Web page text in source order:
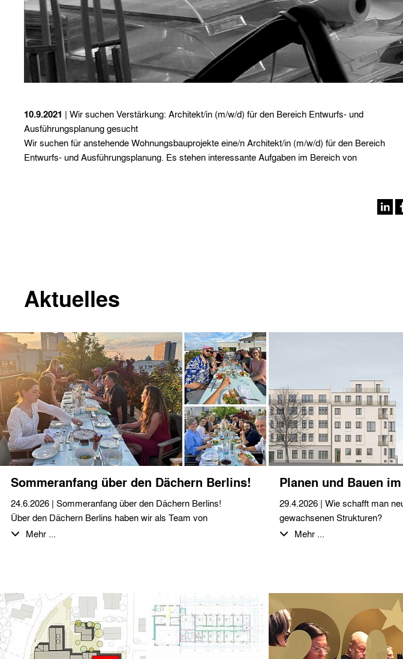
10.9.2021 | Wir suchen Verstärkung: Architekt/in (m/w/d) für den Bereich Entwurfs- und
Ausführungsplanung gesucht
Wir suchen für anstehende Wohnungsbauprojekte eine/n Architekt/in (m/w/d) für den Bereich
Entwurfs- und Ausführungsplanung. Es stehen interessante Aufgaben im Bereich von
Aufgabenstellungen in allen Planungsphasen ist bei uns möglich und gewünscht. Die
Aktuelles
Sommeranfang über den Dächern Berlins!
24.6.2026 | Sommeranfang über den Dächern Berlins!
Über den Dächern Berlins haben wir als Team von
stæhr+partner architekten zusammen auf den Sommeranfang
Einsatz und den gelungenen Abend!
Wir wünschen allen unseren Auftrageber:innen, Partner:innen
und Kolleg:innen eine schöne und erholsame Sommerzeit…
… und für die anstehende Hitzewelle viel Schatten und einen
Mehr ...
29.4.2026 | Wie schafft man
gewachsenen Strukturen?
Wir freuen uns, ein
Durch den Lückenschluss und
entstehen insgesamt ca.
und modernen Wohnraum –
bis zur großzügigen 200 m²
Mehr ...